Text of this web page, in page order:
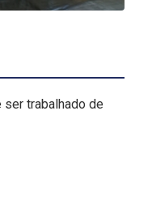
trabalhado de